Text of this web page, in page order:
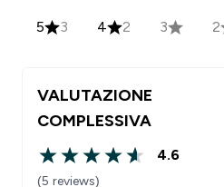
5 3 4 2 3 2
VALUTAZIONE
COMPLESSIVA
4.6 out of 5 stars
4.6
(5 reviews)